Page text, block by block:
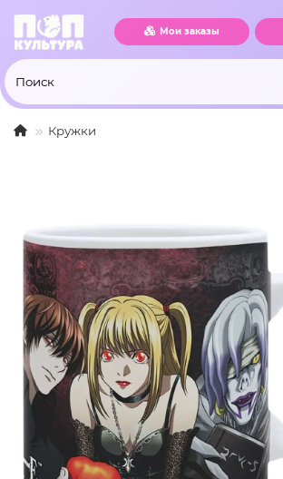
Мои заказы
Кружки